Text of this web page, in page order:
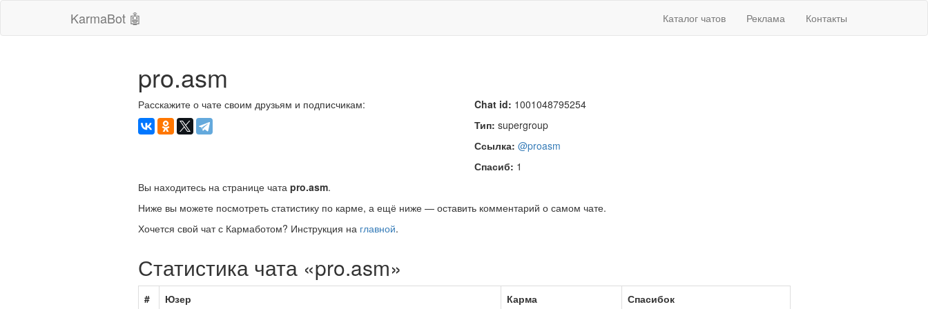
KarmaBot 🤖 Каталог чатов Реклама Контакты
pro.asm
Расскажите о чате своим друзьям и подписчикам: Chat id: 1001048795254
Тип: supergroup
Ссылка: @proasm
Спасиб: 1
Вы находитесь на странице чата pro.asm.
Ниже вы можете посмотреть статистику по карме, а ещё ниже — оставить комментарий о самом чате.
Хочется свой чат с Кармаботом? Инструкция на главной.
Статистика чата «pro.asm»
# Юзер Карма Спасибок